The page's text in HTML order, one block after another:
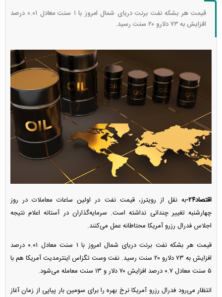
قیمت هر بشکه نفت برنت دریای شمال امروز با ۱ سنت معادل ۰.۰۱ درصد
افزایش به ۷۳ دلارو ۲۰ سنت رسید.
اقتصاد۲۴-
به نقل از رویترز، قیمت نفت در اولین ساعات معاملات در روز
چهارشنبه تغییر چندانی نداشته است. سرمایه‌گذاران در آستانه اعلام نتیجه
اجلاس فدرال رزرو آمریکا محتاطانه عمل می‌کنند.
قیمت هر بشکه نفت برنت دریای شمال امروز با ۱ سنت معادل ۰.۰۱ درصد
افزایش به ۷۳ دلارو ۲۰ سنت رسید. نفت وست تگزاس اینترمدیت آمریکا هم با
۵ سنت معادل ۰.۷ درصد افزایش ۷۰ دلار و ۱۳ سنت معامله می‌شود.
انتظار می‌رود فدرال رزرو آمریکا نرخ بهره را برای سومین بار پیاپی از زمان آغاز